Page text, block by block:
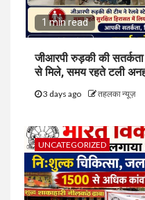
1 min read
जीआरपी रुड़की की सतर्कता
से मिले, समय रहते टली
3 days ago तहलका न्यूज़
UNCATEGORIZED